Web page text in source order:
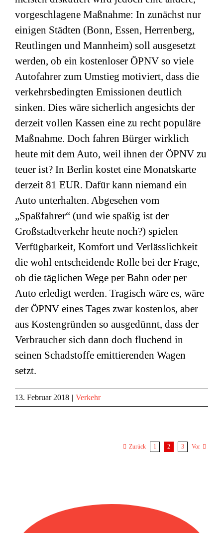
vorgeschlagene Maßnahme: In zunächst nur
einigen Städten (Bonn, Essen, Herrenberg,
Reutlingen und Mannheim) soll ausgesetzt
werden, ob ein kostenloser ÖPNV so viele
Autofahrer zum Umstieg motiviert, dass die
verkehrsbedingten Emissionen deutlich
sinken. Dies wäre sicherlich angesichts der
derzeit vollen Kassen eine zu recht populäre
Maßnahme. Doch fahren Bürger wirklich
heute mit dem Auto, weil ihnen der ÖPNV zu
teuer ist? In Berlin kostet eine Monatskarte
derzeit 81 EUR. Dafür kann niemand ein
Auto unterhalten. Abgesehen vom
„Spaßfahrer“ (und wie spaßig ist der
Großstadtverkehr heute noch?) spielen
Verfügbarkeit, Komfort und Verlässlichkeit
die wohl entscheidende Rolle bei der Frage,
ob die täglichen Wege per Bahn oder per
Auto erledigt werden. Tragisch wäre es, wäre
der ÖPNV eines Tages zwar kostenlos, aber
aus Kostengründen so ausgedünnt, dass der
Verbraucher sich dann doch fluchend in
seinen Schadstoffe emittierenden Wagen
setzt.
13. Februar 2018 | Verkehr
Zurück 1 2 3 Vor